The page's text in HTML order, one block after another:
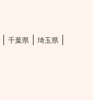
千葉県
埼玉県